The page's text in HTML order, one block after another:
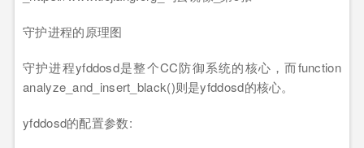
守护进程的原理图
守护进程yfddosd是整个CC防御系统的核心，而function
analyze_and_insert_black()则是yfddosd的核心。
yfddosd的配置参数: